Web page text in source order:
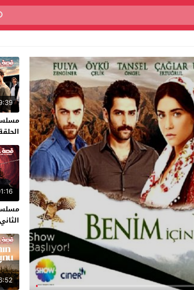
الحلقة 11
الثاني